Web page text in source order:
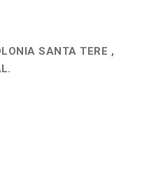
SANTA TERE ,